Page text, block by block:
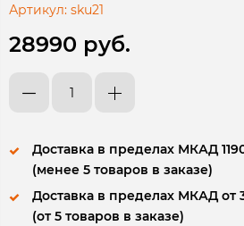
Артикул: sku21
28990 руб.
Доставка в пределах МКАД
(менее 5 товаров в заказе)
Доставка в пределах МКАД от
(от 5 товаров в заказе)